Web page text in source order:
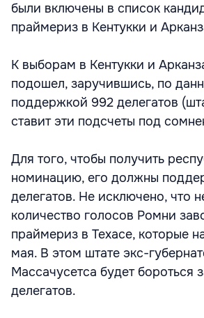
были включены в список
праймериз в Кентукки и
К выборам в Кентукки и
подошел, заручившись, по
поддержкой 992 делегатов
ставит эти подсчеты под
Для того, чтобы получить
номинацию, его должны
делегатов. Не исключено, что
количество голосов Ромни
праймериз в Техасе, которые
мая. В этом штате экс-
Массачусетса будет бороться
делегатов.